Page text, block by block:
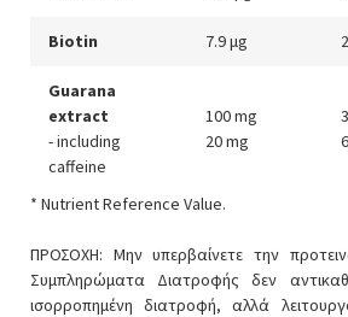
Biotin 7.9 μg
Guarana
extract
- including
caffeine
100 mg
20 mg
* Nutrient Reference Value.
ΠΡΟΣΟΧΗ: Μην υπερβαίνετε την
Συμπληρώματα Διατροφής δεν
ισορροπημένη διατροφή, αλλά